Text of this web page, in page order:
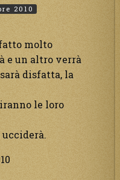
2010
molto
e un altro verrà
disfatta, la
le loro